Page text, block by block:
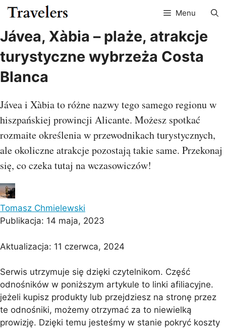
Przejdź
do
treści
Menu
Jávea, Xàbia – plaże, atrakcje
turystyczne wybrzeża Costa
Blanca
Jávea i Xàbia to różne nazwy tego samego regionu w
hiszpańskiej prowincji Alicante. Możesz spotkać
rozmaite określenia w przewodnikach turystycznych,
ale okoliczne atrakcje pozostają takie same. Przekonaj
się, co czeka tutaj na wczasowiczów!
Tomasz Chmielewski
Publikacja: 14 maja, 2023
Aktualizacja: 11 czerwca, 2024
Serwis utrzymuje się dzięki czytelnikom. Część
odnośników w poniższym artykule to linki afiliacyjne.
jeżeli kupisz produkty lub przejdziesz na stronę przez
te odnośniki, możemy otrzymać za to niewielką
prowizję. Dzięki temu jesteśmy w stanie pokryć koszty